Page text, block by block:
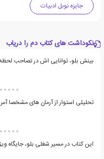
جایزه نوبل ادبیات
نکوداشت های کتاب دم را دریاب
بینش بلو، توانایی اش در تصاحب
تحلیلی استوار از آرمان های مشخصا
این کتاب در مسیر شغلی بلو، جایگاه